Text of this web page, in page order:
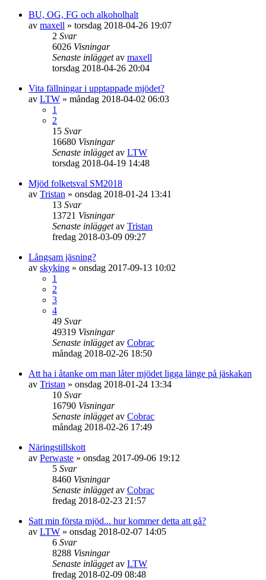
BU, OG, FG och alkoholhalt
av maxell » torsdag 2018-04-26 19:07
2 Svar
6026 Visningar
Senaste inläggetav maxell
torsdag 2018-04-26 20:04
Vita fällningar i upptappade mjödet?
av LTW » måndag 2018-04-02 06:03
1
2
15 Svar
16680 Visningar
Senaste inläggetav LTW
torsdag 2018-04-19 14:48
Mjöd folketsval SM2018
av Tristan » onsdag 2018-01-24 13:41
13 Svar
13721 Visningar
Senaste inläggetav Tristan
fredag 2018-03-09 09:27
Långsam jäsning?
av skyking » onsdag 2017-09-13 10:02
1
2
3
4
49 Svar
49319 Visningar
Senaste inläggetav Cobrac
måndag 2018-02-26 18:50
Att ha i åtanke om man låter mjödet ligga länge på jäskakan
av Tristan » onsdag 2018-01-24 13:34
10 Svar
16790 Visningar
Senaste inläggetav Cobrac
måndag 2018-02-26 17:49
Näringstillskott
av Perwaste » onsdag 2017-09-06 19:12
5 Svar
8460 Visningar
Senaste inläggetav Cobrac
fredag 2018-02-23 21:57
Satt min första mjöd... hur kommer detta att gå?
av LTW » onsdag 2018-02-07 14:05
6 Svar
8288 Visningar
Senaste inläggetav LTW
fredag 2018-02-09 08:48